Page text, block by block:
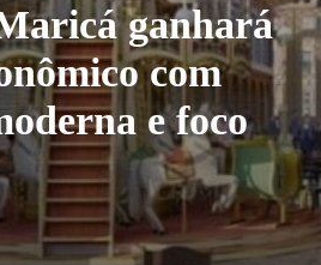
ganhará
com
e foco